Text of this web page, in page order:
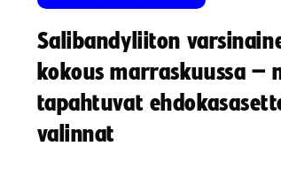
Salibandyliiton
kokous marraskuussa –
tapahtuvat
valinnat